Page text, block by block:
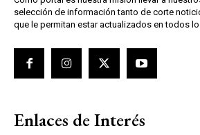
selección de información tanto de corte
que le permitan estar actualizados en todos
Enlaces de Interés